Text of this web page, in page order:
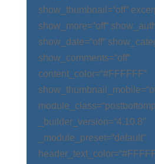
show_thumbnail=“off“
show_more=“off“
show_date=“off“
show_comments=“off“
content_color=“#FFFFFF“
_builder_version=“4.10.8″
_module_preset=“default“